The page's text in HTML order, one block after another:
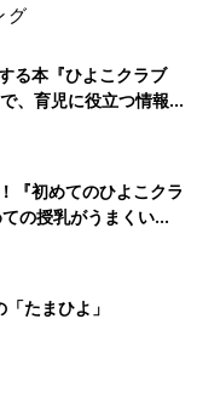
グ
る本『ひよこクラブ
、育児に役立つ情報が
『初めてのひよこクラ
の授乳がうまくい
夏のトラブル 解決テ
たまひよ」